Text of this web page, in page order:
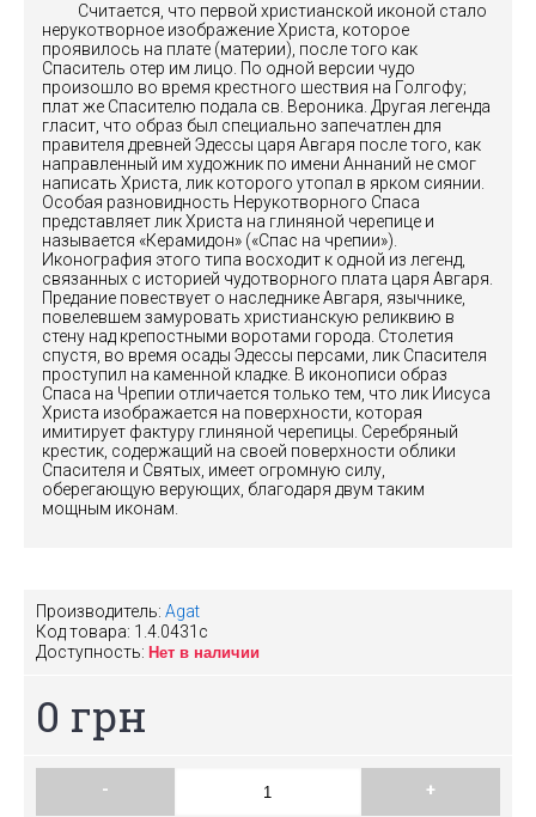
Считается, что первой христианской иконой стало
нерукотворное изображение Христа, которое
проявилось на плате (материи), после того как
Спаситель отер им лицо. По одной версии чудо
произошло во время крестного шествия на Голгофу;
плат же Спасителю подала св. Вероника. Другая легенда
гласит, что образ был специально запечатлен для
правителя древней Эдессы царя Авгаря после того, как
направленный им художник по имени Аннаний не смог
написать Христа, лик которого утопал в ярком сиянии.
Особая разновидность Нерукотворного Спаса
представляет лик Христа на глиняной черепице и
называется «Керамидон» («Спас на чрепии»).
Иконография этого типа восходит к одной из легенд,
связанных с историей чудотворного плата царя Авгаря.
Предание повествует о наследнике Авгаря, язычнике,
повелевшем замуровать христианскую реликвию в
стену над крепостными воротами города. Столетия
спустя, во время осады Эдессы персами, лик Спасителя
проступил на каменной кладке. В иконописи образ
Спаса на Чрепии отличается только тем, что лик Иисуса
Христа изображается на поверхности, которая
имитирует фактуру глиняной черепицы. Серебряный
крестик, содержащий на своей поверхности облики
Спасителя и Святых, имеет огромную силу,
оберегающую верующих, благодаря двум таким
мощным иконам.
Производитель: Agat
Код товара: 1.4.0431с
Доступность: Нет в наличии
0 грн
- +